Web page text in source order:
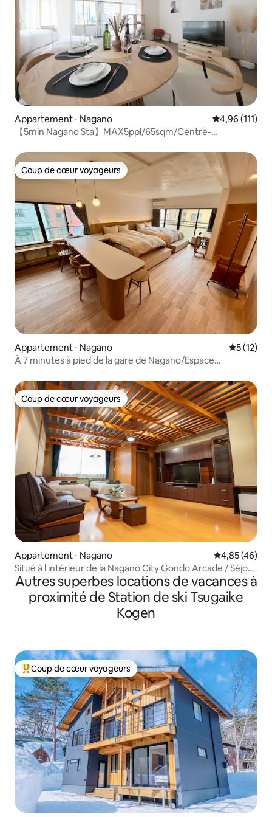
Appartement ⋅ Nagano Évaluation
4,96 (111)
【5min Nagano Sta】MAX5ppl/65sqm/Centre-
Coup de cœur voyageurs
Coup de cœur voyageurs
Appartement ⋅ Nagano
5 (12)
À 7 minutes à pied de la gare de Nagano/Espace
Coup de cœur voyageurs
Coup de cœur voyageurs
Appartement ⋅ Nagano Évaluation
4,85 (46)
Situé à l'intérieur de la Nagano City Gondo Arcade / Séjour
pratique à distance de marche du temple Zenkoji et juste
à côté de la zone de restauration / À 5 minutes à pied de
l'arrêt de bus et de la gare ferroviaire la plus proche
Autres superbes locations de vacances à
proximité de Station de ski Tsugaike
Kogen
Coups de cœur voyageurs les plus appréciés
Coup de cœur voyageurs